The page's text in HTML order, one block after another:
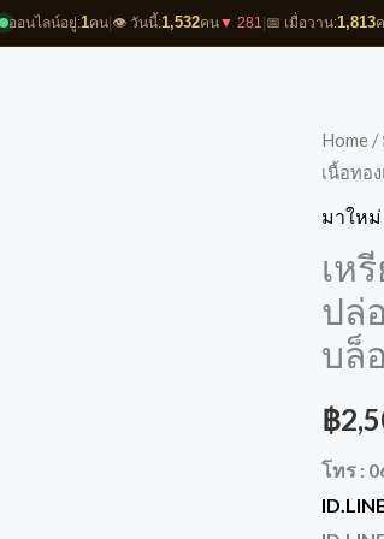
ออนไลน์อยู่:1คน| 👁️ วันนี้:1,532คน▼ 281 📅 เมื่อวาน:1,813
Home /
เนื้อทอ
มาใหม่
เห
ปล่
บล็
฿
โทร :